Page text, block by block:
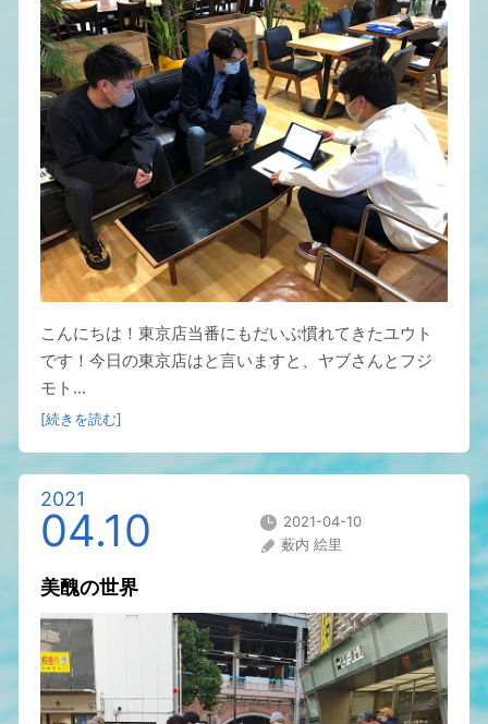
こんにちは！東京店当番にもだいぶ慣れてきたユウト
です！今日の東京店はと言いますと、ヤブさんとフジ
モト...
[続きを読む]
2021
04.10
2021-04-10
薮内 絵里
美醜の世界